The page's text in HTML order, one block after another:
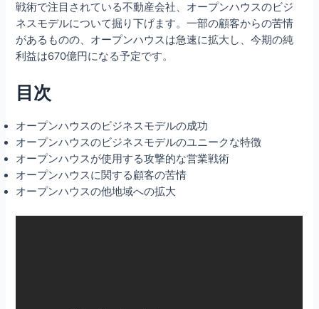
戦術で注目されている不動産会社、オープンハウスのビジ
ネスモデルについて掘り下げます。一部の顧客からの苦情
があるものの、オープンハウスは急速に拡大し、今期の純
利益は670億円になる予定です。
目次
オープンハウスのビジネスモデルの成功
オープンハウスのビジネスモデルのユニークな特徴
オープンハウスが使用する攻撃的な営業戦術
オープンハウスに関する顧客の苦情
オープンハウスの他地域への拡大